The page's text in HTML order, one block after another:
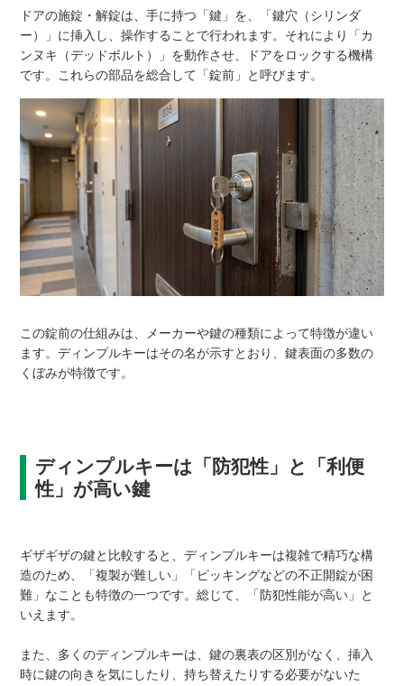
ドアの施錠・解錠は、手に持つ「鍵」を、「鍵穴（シリンダ
ー）」に挿入し、操作することで行われます。それにより「カ
ンヌキ（デッドボルト）」を動作させ、ドアをロックする機構
です。これらの部品を総合して「錠前」と呼びます。
この錠前の仕組みは、メーカーや鍵の種類によって特徴が違い
ます。ディンプルキーはその名が示すとおり、鍵表面の多数の
くぼみが特徴です。
ディンプルキーは「防犯性」と「利便
性」が高い鍵
ギザギザの鍵と比較すると、ディンプルキーは複雑で精巧な構
造のため、「複製が難しい」「ピッキングなどの不正開錠が困
難」なことも特徴の一つです。総じて、「防犯性能が高い」と
いえます。
また、多くのディンプルキーは、鍵の裏表の区別がなく、挿入
時に鍵の向きを気にしたり、持ち替えたりする必要がないた